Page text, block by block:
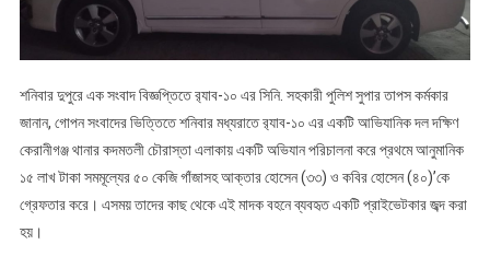
শনিবার দুপুরে এক সংবাদ বিজ্ঞপ্তিতে র‍্যাব-১০ এর সিনি. সহকারী পুলিশ সুপার তাপস কর্মকার
জানান, গোপন সংবাদের ভিত্তিতে শনিবার মধ্যরাতে র‍্যাব-১০ এর একটি আভিযানিক দল দক্ষিণ
কেরানীগঞ্জ থানার কদমতলী চৌরাস্তা এলাকায় একটি অভিযান পরিচালনা করে প্রথমে আনুমানিক
১৫ লাখ টাকা সমমূল্যের ৫০ কেজি গাঁজাসহ আক্তার হোসেন (৩৩) ও কবির হোসেন (৪০)’কে
গ্রেফতার করে। এসময় তাদের কাছ থেকে এই মাদক বহনে ব্যবহৃত একটি প্রাইভেটকার জব্দ করা
হয়।